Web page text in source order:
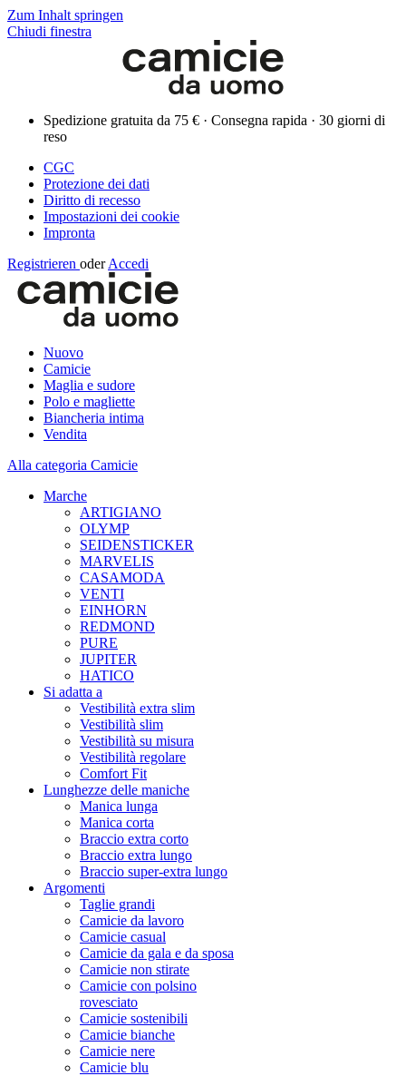
Zum Inhalt springen
Chiudi finestra
Spedizione gratuita da 75 € · Consegna rapida · 30 giorni di
reso
CGC
Protezione dei dati
Diritto di recesso
Impostazioni dei cookie
Impronta
Registrieren oder Accedi
Nuovo
Camicie
Maglia e sudore
Polo e magliette
Biancheria intima
Vendita
Alla categoria Camicie
Marche
ARTIGIANO
OLYMP
SEIDENSTICKER
MARVELIS
CASAMODA
VENTI
EINHORN
REDMOND
PURE
JUPITER
HATICO
Si adatta a
Vestibilità extra slim
Vestibilità slim
Vestibilità su misura
Vestibilità regolare
Comfort Fit
Lunghezze delle maniche
Manica lunga
Manica corta
Braccio extra corto
Braccio extra lungo
Braccio super-extra lungo
Argomenti
Taglie grandi
Camicie da lavoro
Camicie casual
Camicie da gala e da sposa
Camicie non stirate
Camicie con polsino
rovesciato
Camicie sostenibili
Camicie bianche
Camicie nere
Camicie blu